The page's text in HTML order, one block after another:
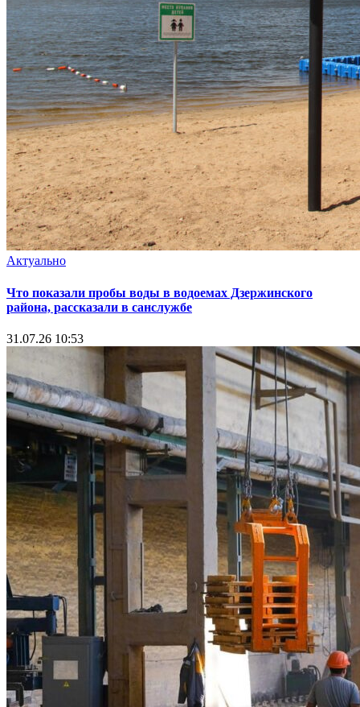
Актуально
Что показали пробы воды в водоемах Дзержинского
района, рассказали в санслужбе
31.07.26 10:53